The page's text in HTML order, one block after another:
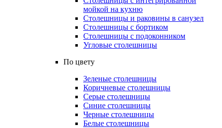
мойкой на кухню
Столешницы и раковины в санузел
Столешницы с бортиком
Столешницы с подоконником
Угловые столешницы
По цвету
Зеленые столешницы
Коричневые столешницы
Серые столешницы
Синие столешницы
Черные столешницы
Белые столешницы